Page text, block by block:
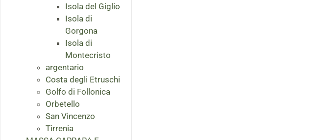
Isola del Giglio
Isola di
Gorgona
Isola di
Montecristo
argentario
Costa degli Etruschi
Golfo di Follonica
Orbetello
San Vincenzo
Tirrenia